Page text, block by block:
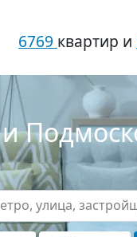
6769 квартир и
улица,